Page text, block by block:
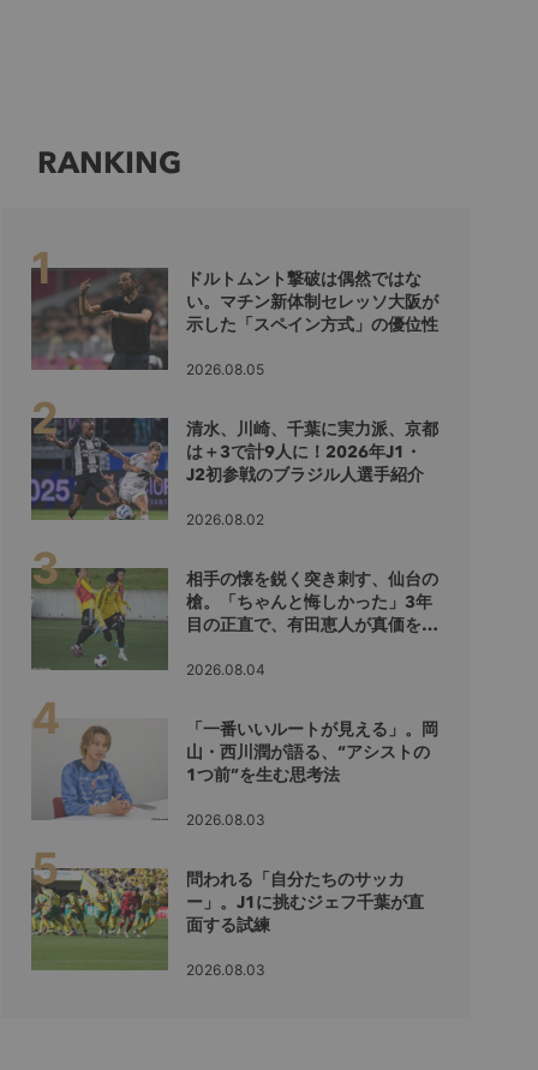
RANKING
ドルトムント撃破は偶然ではな
い。マチン新体制セレッソ大阪が
示した「スペイン方式」の優位性
2026.08.05
清水、川崎、千葉に実力派、京都
は＋3で計9人に！2026年J1・
J2初参戦のブラジル人選手紹介
2026.08.02
相手の懐を鋭く突き刺す、仙台の
槍。「ちゃんと悔しかった」3年
目の正直で、有田恵人が真価を示
2026.08.04
「一番いいルートが見える」。岡
山・西川潤が語る、“アシストの
1つ前”を生む思考法
2026.08.03
問われる「自分たちのサッカ
ー」。J1に挑むジェフ千葉が直
面する試練
2026.08.03